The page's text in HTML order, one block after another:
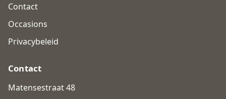
Contact
Occasions
Privacybeleid
Contact
Matensestraat 48